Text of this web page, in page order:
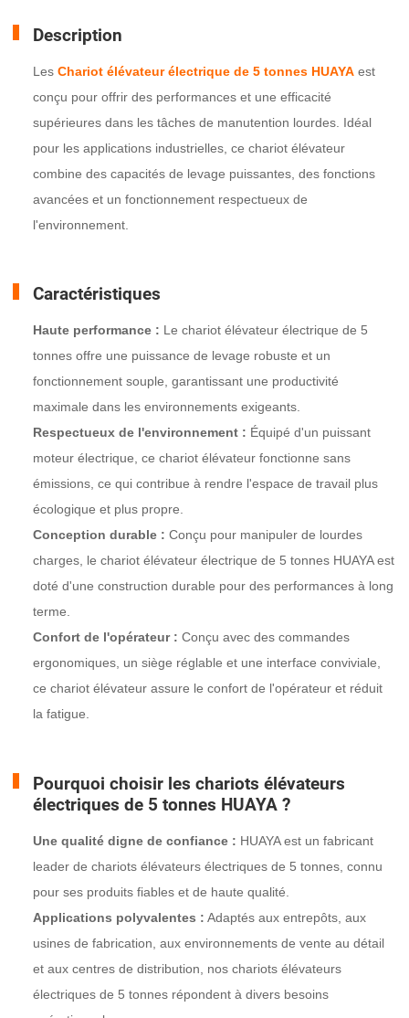
Description
LesChariot élévateur électrique de 5 tonnes HUAYA est
conçu pour offrir des performances et une efficacité
supérieures dans les tâches de manutention lourdes. Idéal
pour les applications industrielles, ce chariot élévateur
combine des capacités de levage puissantes, des fonctions
avancées et un fonctionnement respectueux de
l'environnement.
Caractéristiques
Haute performance : Le chariot élévateur électrique de 5
tonnes offre une puissance de levage robuste et un
fonctionnement souple, garantissant une productivité
maximale dans les environnements exigeants.
Respectueux de l'environnement : Équipé d'un puissant
moteur électrique, ce chariot élévateur fonctionne sans
émissions, ce qui contribue à rendre l'espace de travail plus
écologique et plus propre.
Conception durable : Conçu pour manipuler de lourdes
charges, le chariot élévateur électrique de 5 tonnes HUAYA est
doté d'une construction durable pour des performances à long
terme.
Confort de l'opérateur : Conçu avec des commandes
ergonomiques, un siège réglable et une interface conviviale,
ce chariot élévateur assure le confort de l'opérateur et réduit
la fatigue.
Pourquoi choisir les chariots élévateurs
électriques de 5 tonnes HUAYA ?
Une qualité digne de confiance : HUAYA est un fabricant
leader de chariots élévateurs électriques de 5 tonnes, connu
pour ses produits fiables et de haute qualité.
Applications polyvalentes : Adaptés aux entrepôts, aux
usines de fabrication, aux environnements de vente au détail
et aux centres de distribution, nos chariots élévateurs
électriques de 5 tonnes répondent à divers besoins